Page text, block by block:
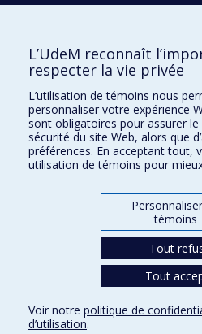
Budget de fonctionnement
de Montréal
, mars 2012
Budget de fonctionnement
de Montréal, mars 2011
Budget de
Conditions d’utilisation
L’UdeM reconnaît
respecter la vie privée
L’utilisation de témoins nous
personnaliser votre expérience
sont obligatoires pour assurer
sécurité du site Web, alors que
préférences. En acceptant tout,
utilisation de témoins pour
témoins
Tout
Tout
Voir notre politique de
d’utilisation.